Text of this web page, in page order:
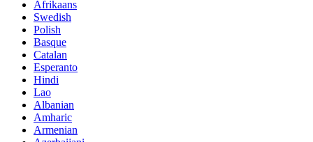
Afrikaans
Swedish
Polish
Basque
Catalan
Esperanto
Hindi
Lao
Albanian
Amharic
Armenian